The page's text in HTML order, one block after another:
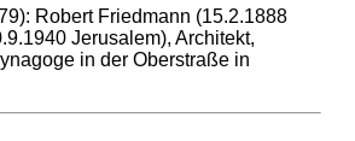
Robert Friedmann (15.2.1888
Jerusalem), Architekt,
in der Oberstraße in